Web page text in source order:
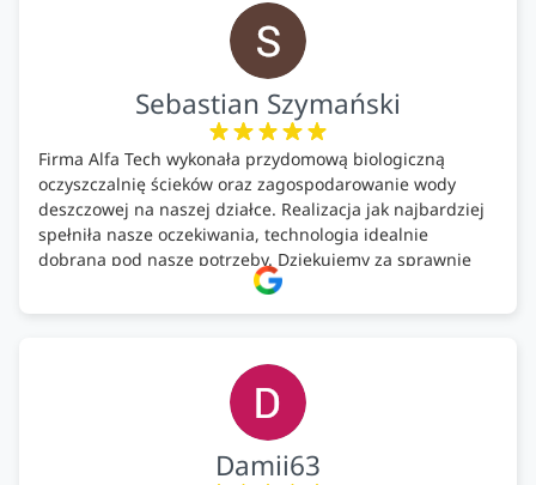
Sebastian Szymański
Firma Alfa Tech wykonała przydomową biologiczną
oczyszczalnię ścieków oraz zagospodarowanie wody
deszczowej na naszej działce. Realizacja jak najbardziej
spełniła nasze oczekiwania, technologia idealnie
dobrana pod nasze potrzeby. Dziękujemy za sprawnie
wykonany montaż w świetnej atmosferze! Polecam!
Damii63